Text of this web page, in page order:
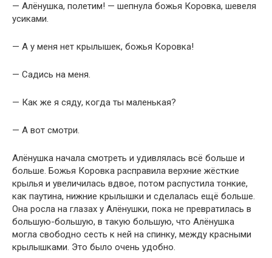
— Алёнушка, полетим! — шепнула божья Коровка, шевеля
усиками.
— А у меня нет крылышек, божья Коровка!
— Садись на меня.
— Как же я сяду, когда ты маленькая?
— А вот смотри.
Алёнушка начала смотреть и удивлялась всё больше и
больше. Божья Коровка расправила верхние жёсткие
крылья и увеличилась вдвое, потом распустила тонкие,
как паутина, нижние крылышки и сделалась ещё больше.
Она росла на глазах у Алёнушки, пока не превратилась в
большую-большую, в такую большую, что Алёнушка
могла свободно сесть к ней на спинку, между красными
крылышками. Это было очень удобно.